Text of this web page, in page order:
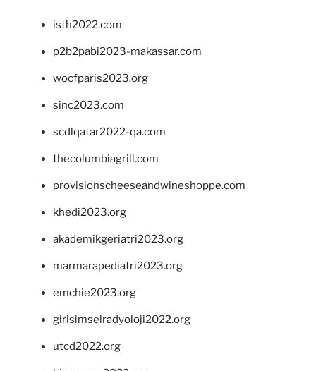
isth2022.com
p2b2pabi2023-makassar.com
wocfparis2023.org
sinc2023.com
scdlqatar2022-qa.com
thecolumbiagrill.com
provisionscheeseandwineshoppe.com
khedi2023.org
akademikgeriatri2023.org
marmarapediatri2023.org
emchie2023.org
girisimselradyoloji2022.org
utcd2022.org